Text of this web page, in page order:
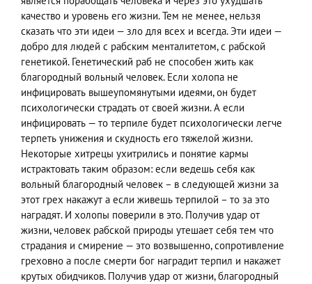
качество и уровень его жизни. Тем не менее, нельзя
сказать что эти идеи — зло для всех и всегда. Эти идеи —
добро для людей с рабским менталитетом, с рабской
генетикой. Генетический раб не способен жить как
благородный вольный человек. Если холопа не
инфицировать вышеупомянутыми идеями, он будет
психологически страдать от своей жизни. А если
инфицировать — то терпиле будет психологически легче
терпеть унижения и скудность его тяжелой жизни.
Некоторые хитрецы ухитрились и понятие кармы
истрактовать таким образом: если ведешь себя как
вольный благородный человек – в следующей жизни за
этот грех накажут а если живешь терпилой – то за это
наградят. И холопы поверили в это. Получив удар от
жизни, человек рабской природы утешает себя тем что
страдания и смирение — это возвышенно, сопротивление
греховно а после смерти бог наградит терпил и накажет
крутых обидчиков. Получив удар от жизни, благородный